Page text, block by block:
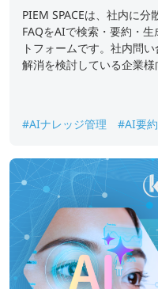
PIEM SPACEは、社内に
FAQをAIで検索・要約・
トフォームです。社内問
解消を検討している企業様
#AIナレッジ管理 #AI要約